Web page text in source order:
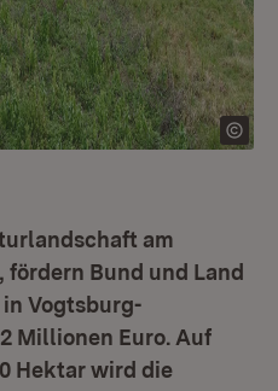
am
Bund und Land
Vogtsburg-
Millionen Euro. Auf
Hektar wird die